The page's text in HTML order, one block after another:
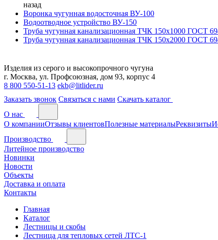
назад
Воронка чугунная водосточная ВУ-100
Водоотводное устройство ВУ-150
Труба чугунная канализационная ТЧК 150х1000 ГОСТ
Труба чугунная канализационная ТЧК 150х2000 ГОСТ
Изделия из серого и высокопрочного чугуна
г. Москва, ул. Профсоюзная, дом 93, корпус 4
8 800 550-51-13 ekb@litlider.ru
Заказать звонок Связаться с нами Скачать каталог
О нас
О компанииОтзывы клиентовПолезные материалыРеквизиты
Производство
Литейное производство
Новинки
Новости
Объекты
Доставка и оплата
Контакты
Главная
Каталог
Лестницы и скобы
Лестница для тепловых сетей ЛТС-1